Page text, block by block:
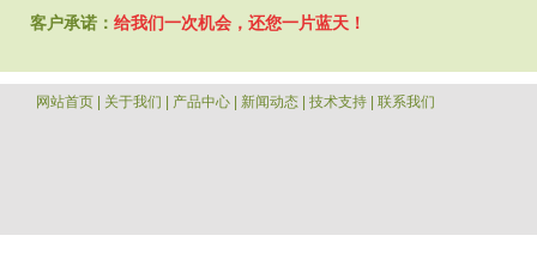
客户承诺： 给我们一次机会，还您一片蓝天！
网站首页 关于我们 产品中心 新闻动态 技术支持 联系我们